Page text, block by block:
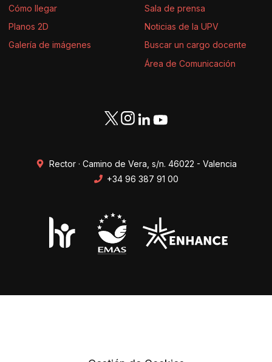
Cómo llegar
Planos 2D
Galería de imágenes
Sala de prensa
Noticias de la UPV
Buscar un cargo docente
Área de Comunicación
Rector · Camino de Vera, s/n. 46022 - Valencia
+34 96 387 91 00